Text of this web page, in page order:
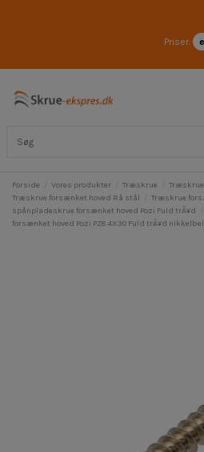
Priser:
Forside Vores produkter Træskrue
Træskrue forsænket hoved Rå stål
Træskrue
spånpladeskrue forsænket hoved Pozi Fuld trÃ¥d
forsænket hoved Pozi PZ8 4X30 Fuld trÃ¥d